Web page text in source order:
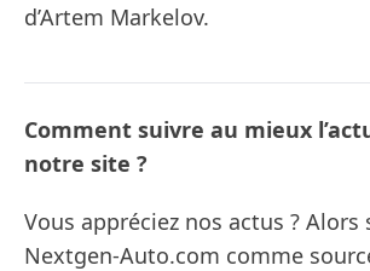
d’Artem Markelov.
Comment suivre au mieux
notre site ?
Vous appréciez nos actus ? Alors
Nextgen-Auto.com comme